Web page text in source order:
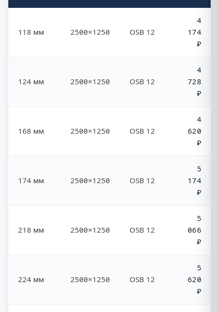
118 мм 2500×1250 OSB 12
4
174
₽
124 мм 2500×1250 OSB 12
4
728
₽
168 мм 2500×1250 OSB 12
4
620
₽
174 мм 2500×1250 OSB 12
5
174
₽
218 мм 2500×1250 OSB 12
5
066
₽
224 мм 2500×1250 OSB 12
5
620
₽